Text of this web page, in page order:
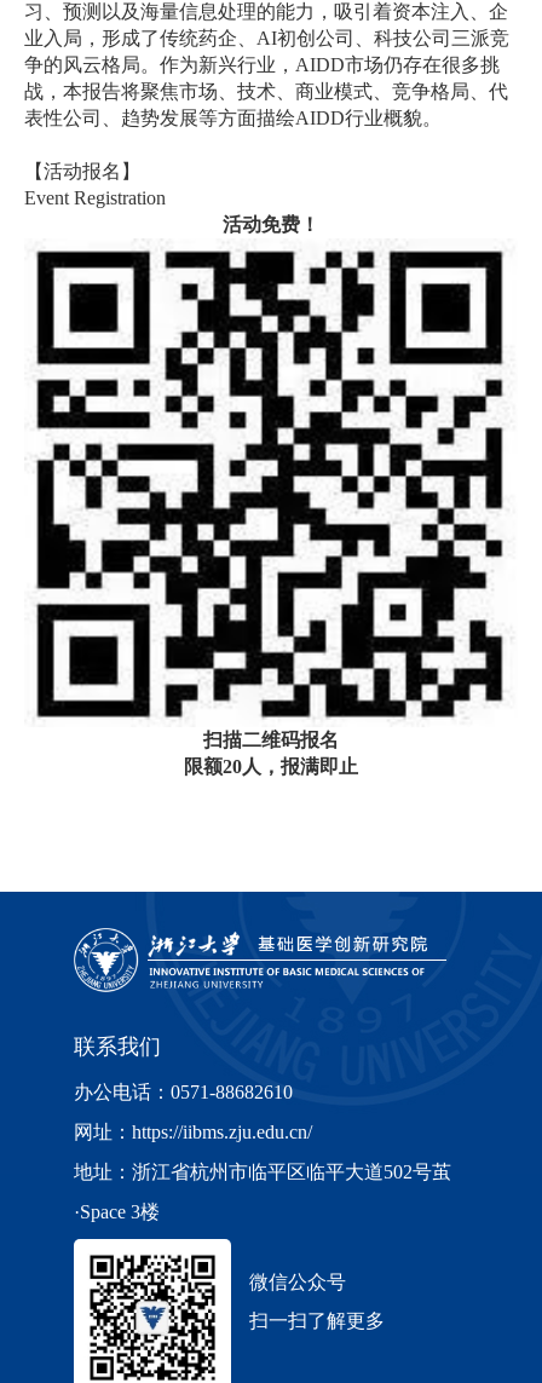
习、预测以及海量信息处理的能力，吸引着资本注入、企
业入局，形成了传统药企、 AI初创公司、科技公司三派竞
争的风云格局。作为新兴行业， AIDD市场仍存在很多挑
战，本报告将聚焦市场、技术、商业模式、竞争格局、代
表性公司、趋势发展等方面描绘AIDD行业概貌。
【活动报名】
Event Registration
活动免费！
扫描二维码报名
限额20人，报满即止
联系我们
办公电话：0571-88682610
网址：https://iibms.zju.edu.cn/
地址：浙江省杭州市临平区临平大道502号茧
·Space 3楼
微信公众号
扫一扫了解更多